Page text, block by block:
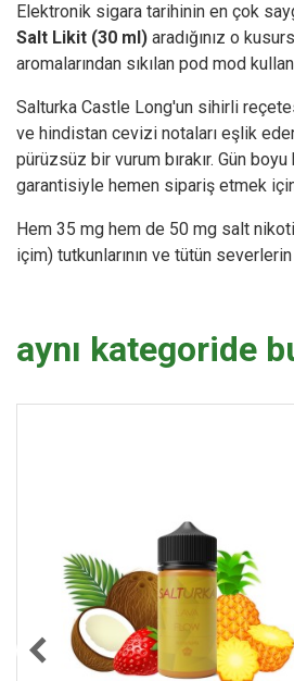
Elektronik sigara tarihinin en çok
Salt Likit (30 ml) aradığınız o
aromalarından sıkılan pod mod
Salturka Castle Long'un sihirli
ve hindistan cevizi notaları eşlik
pürüzsüz bir vurum bırakır. Gün
garantisiyle hemen sipariş etmek
Hem 35 mg hem de 50 mg salt
içim) tutkunlarının ve tütün
aynı kategoride